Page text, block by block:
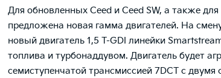
Для обновленных Ceed и Ceed SW, а также для
предложена новая гамма двигателей. На
новый двигатель 1,5 T-GDI линейки
топлива и турбонаддувом. Двигатель будет
семиступенчатой трансмиссией 7DCT с двумя